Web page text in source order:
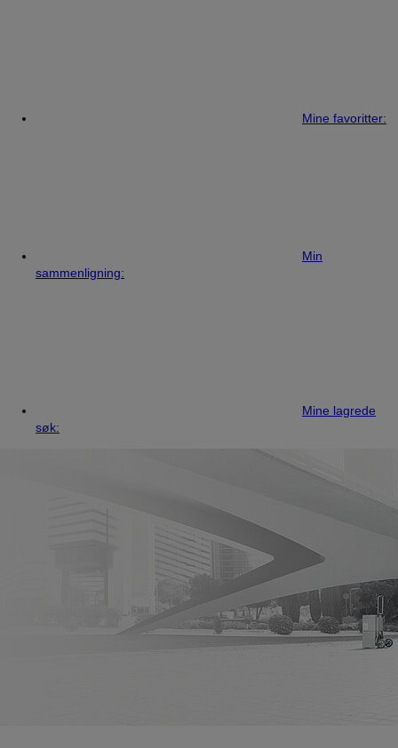
Mine favoritter:
Min
sammenligning:
Mine lagrede
søk: